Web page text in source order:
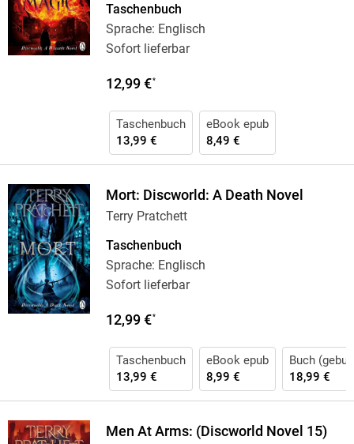
Taschenbuch
Sprache: Englisch
Sofort lieferbar
12,99 €*
Taschenbuch
13,99 €
eBook epub
8,49 €
Mort: Discworld: A Death Novel
Terry Pratchett
Taschenbuch
Sprache: Englisch
Sofort lieferbar
12,99 €*
Taschenbuch
13,99 €
eBook epub
8,99 €
Buch
18,99 €
Men At Arms: (Discworld Novel 15)